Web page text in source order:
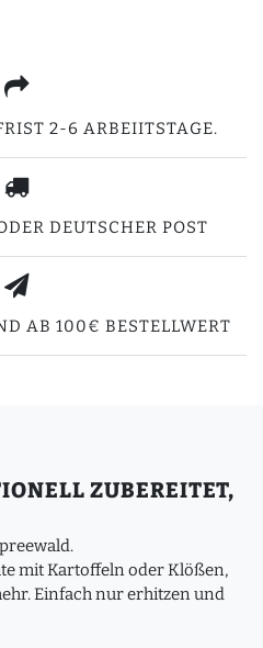
2-6 ARBEIITSTAGE.
DEUTSCHER POST
AB 100€ BESTELLWERT
ZUBEREITET,
mit Kartoffeln oder Klößen,
Einfach nur erhitzen und